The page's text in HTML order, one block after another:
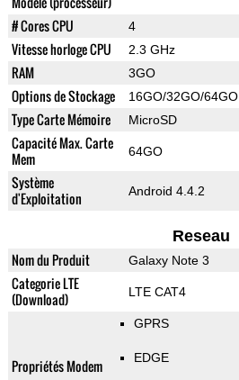
# Cores CPU 4
Vitesse horloge CPU 2.3 GHz
RAM 3GO
Options de Stockage 16GO/32GO/64GO
Type Carte Mémoire MicroSD
Capacité Max. Carte
Mem
64GO
Système
d'Exploitation
Android 4.4.2
Reseau
Nom du Produit Galaxy Note 3
Categorie LTE
(Download)
LTE CAT4
Propriétés Modem
GPRS
EDGE